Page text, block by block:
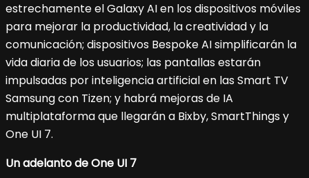
estrechamente el Galaxy AI en los dispositivos móviles
para mejorar la productividad, la creatividad y la
comunicación; dispositivos Bespoke AI simplificarán la
vida diaria de los usuarios; las pantallas estarán
impulsadas por inteligencia artificial en las Smart TV
Samsung con Tizen; y habrá mejoras de IA
multiplataforma que llegarán a Bixby, SmartThings y
One UI 7.
Un adelanto de One UI 7